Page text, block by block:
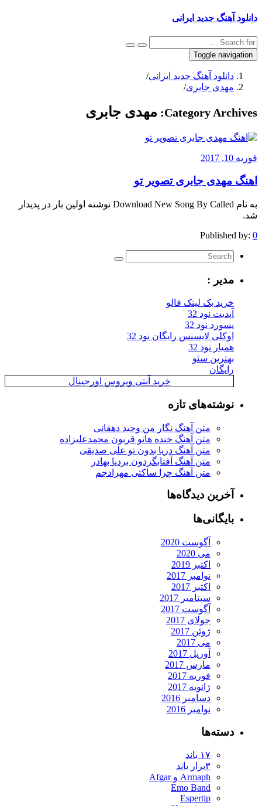
دانلود آهنگ جدید ایرانی
Toggle navigation
دانلود آهنگ جدید ایرانی/
مهدی جابری/
Category Archives: مهدی جابری
فوریه 10, 2017
اهنگ مهدی جابری تصویر تو
به نام Download New Song By Called نوشته اولین بار در پدیدار
شد.
Published by: 0
مدیر :
خرید بک لینک فالو
آپدیت نود 32
پسورد نود 32
اوکلی لایسنس رایگان نود 32
همیار نود 32
بهترین سئو
رایگان
خرید آنتی ویروس اورجینال
نوشته‌های تازه
متن آهنگ نگار من وحید دهقانی
متن آهنگ خنده هاتو قربون محمدعلیزاده
متن آهنگ دریا بدون تو علی صدیقی
متن آهنگ آفتابگردون بردیا بهادر
متن آهنگ چرا ساکتی مهرادجم
آخرین دیدگاه‌ها
بایگانی‌ها
آگوست 2020
می 2020
اکتبر 2019
نوامبر 2017
اکتبر 2017
سپتامبر 2017
آگوست 2017
جولای 2017
ژوئن 2017
می 2017
آوریل 2017
مارس 2017
فوریه 2017
ژانویه 2017
دسامبر 2016
نوامبر 2016
دسته‌ها
۱۷ باند
۳برار باند
Armaph و Afgar
Emo Band
Espertip